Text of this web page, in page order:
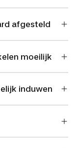
afgesteld
moeilijk
induwen